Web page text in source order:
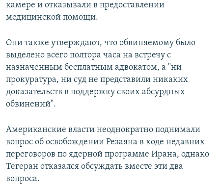
камере и отказывали в предоставлении
медицинской помощи.
Они также утверждают, что обвиняемому было
выделено всего полтора часа на встречу с
назначенным бесплатным адвокатом, а "ни
прокуратура, ни суд не представили никаких
доказательств в поддержку своих абсурдных
обвинений".
Американские власти неоднократно поднимали
вопрос об освобождении Резаяна в ходе недавних
переговоров по ядерной программе Ирана, однако
Тегеран отказался обсуждать вместе эти два
вопроса.